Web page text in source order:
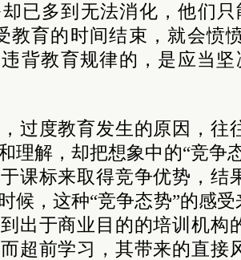
已多到无法消化，他们
教育的时间结束，就会愤
背教育规律的，是应当坚
过度教育发生的原因，往
理解，却把想象中的“竞争
课标来取得竞争优势，结
候，这种“竞争态势”的感
出于商业目的的培训机构
超前学习，其带来的直接